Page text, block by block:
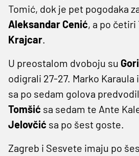
Tomić, dok je pet pogodaka
Aleksandar Cenić, a po četiri
Krajcar.
U preostalom dvoboju su
odigrali 27-27. Marko Karaula i
sa po sedam golova
Tomšić sa sedam te Ante
Jelovčić sa po šest goste.
Zagreb i Sesvete imaju po